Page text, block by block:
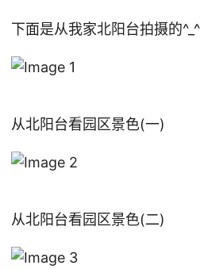
下面是从我家北阳台拍摄的^_^
从北阳台看园区景色(一)
从北阳台看园区景色(二)